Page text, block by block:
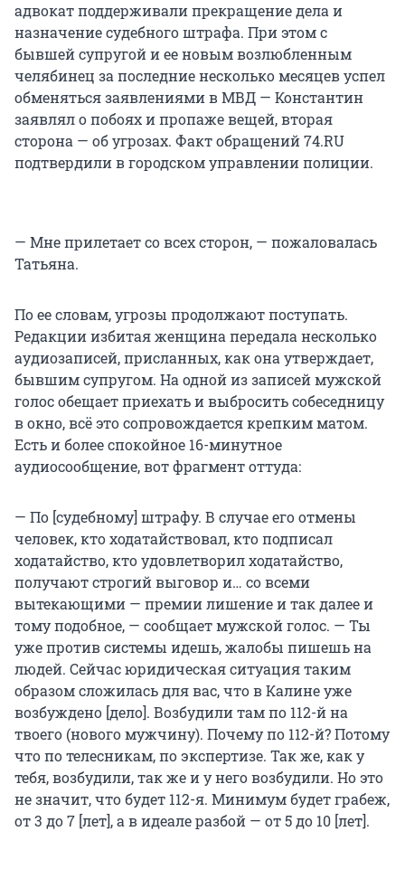
адвокат поддерживали прекращение дела и
назначение судебного штрафа. При этом с
бывшей супругой и ее новым возлюбленным
челябинец за последние несколько месяцев успел
обменяться заявлениями в МВД — Константин
заявлял о побоях и пропаже вещей, вторая
сторона — об угрозах. Факт обращений 74.RU
подтвердили в городском управлении полиции.
— Мне прилетает со всех сторон, — пожаловалась
Татьяна.
По ее словам, угрозы продолжают поступать.
Редакции избитая женщина передала несколько
аудиозаписей, присланных, как она утверждает,
бывшим супругом. На одной из записей мужской
голос обещает приехать и выбросить собеседницу
в окно, всё это сопровождается крепким матом.
Есть и более спокойное 16-минутное
аудиосообщение, вот фрагмент оттуда:
— По [судебному] штрафу. В случае его отмены
человек, кто ходатайствовал, кто подписал
ходатайство, кто удовлетворил ходатайство,
получают строгий выговор и… со всеми
вытекающими — премии лишение и так далее и
тому подобное, — сообщает мужской голос. — Ты
уже против системы идешь, жалобы пишешь на
людей. Сейчас юридическая ситуация таким
образом сложилась для вас, что в Калине уже
возбуждено [дело]. Возбудили там по 112-й на
твоего (нового мужчину). Почему по 112-й? Потому
что по телесникам, по экспертизе. Так же, как у
тебя, возбудили, так же и у него возбудили. Но это
не значит, что будет 112-я. Минимум будет грабеж,
от 3 до 7 [лет], а в идеале разбой — от 5 до 10 [лет].